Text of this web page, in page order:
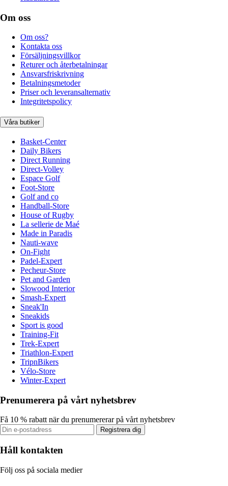
Om oss
Om oss?
Kontakta oss
Försäljningsvillkor
Returer och återbetalningar
Ansvarsfriskrivning
Betalningsmetoder
Priser och leveransalternativ
Integritetspolicy
Våra butiker
Basket-Center
Daily Bikers
Direct Running
Direct-Volley
Espace Golf
Foot-Store
Golf and co
Handball-Store
House of Rugby
La sellerie de Maé
Made in Paradis
Nauti-wave
On-Fight
Padel-Expert
Pecheur-Store
Pet and Garden
Slowood Interior
Smash-Expert
Sneak'In
Sneakids
Sport is good
Training-Fit
Trek-Expert
Triathlon-Expert
TripnBikers
Vélo-Store
Winter-Expert
Prenumerera på vårt nyhetsbrev
Få 10 % rabatt när du prenumererar på vårt nyhetsbrev
Registrera dig
Håll kontakten
Följ oss på sociala medier